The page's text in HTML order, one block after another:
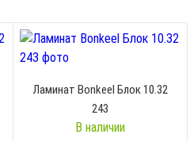
Ламинат Bonkeel Блок 10.32
243
В наличии